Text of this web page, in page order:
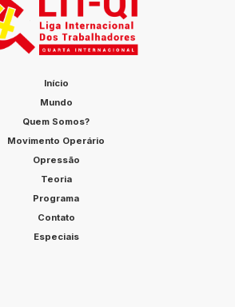
Início
Mundo
Quem Somos?
Movimento Operário
Opressão
Teoria
Programa
Contato
Especiais